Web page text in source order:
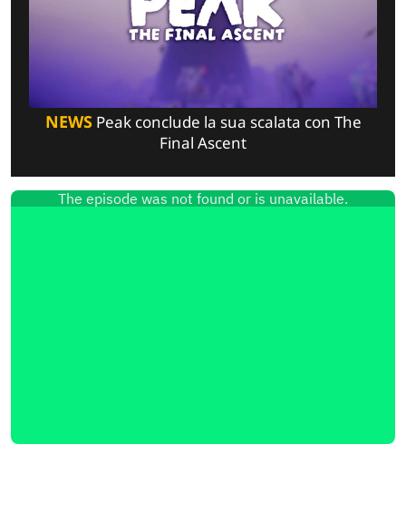
NEWSPeak conclude la sua scalata con The
Final Ascent